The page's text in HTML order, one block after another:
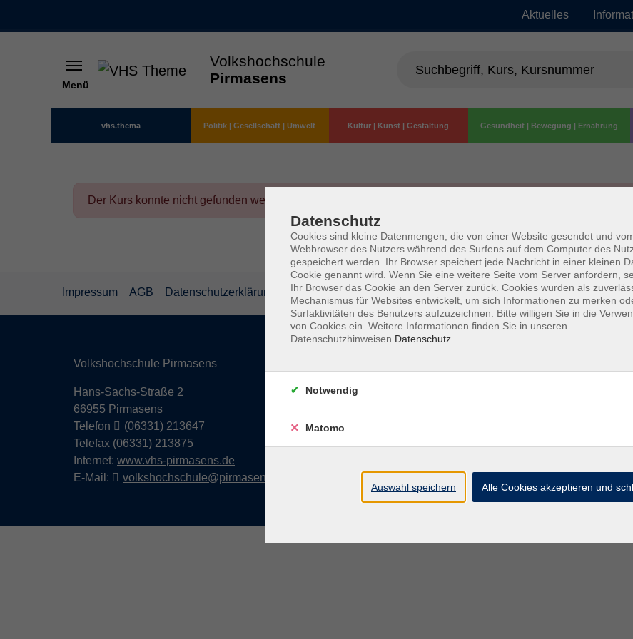
Aktuelles
Menü
Volkshochschule
Pirmasens
vhs.thema Politik | Gesellschaft | Umwelt Kultur | Kunst | Gestaltung Gesundheit | Bewegung | Ernährung
Der Kurs konnte nicht gefunden werden.
Impressum AGB Datenschutzerklärung
Volkshochschule Pirmasens
Hans-Sachs-Straße 2
66955 Pirmasens
Telefon
(06331) 213647
Telefax (06331) 213875
Internet: www.vhs-pirmasens.de
E-Mail:
volkshochschule@pirmasens.de
9:00 - 12:30 Uhr
Freitag
Datenschutz
Cookies sind kleine Datenmengen, die von einer Website gesendet und
Webbrowser des Nutzers während des Surfens auf dem Computer des
gespeichert werden. Ihr Browser speichert jede Nachricht in einer kleinen
Cookie genannt wird. Wenn Sie eine weitere Seite vom Server anfordern,
Ihr Browser das Cookie an den Server zurück. Cookies wurden als
Mechanismus für Websites entwickelt, um sich Informationen zu merken
Surfaktivitäten des Benutzers aufzuzeichnen. Bitte willigen Sie in die
von Cookies ein. Weitere Informationen finden Sie in unseren
Datenschutzhinweisen. Datenschutz
Notwendig
Matomo
Auswahl speichern Alle Cookies akzeptieren und